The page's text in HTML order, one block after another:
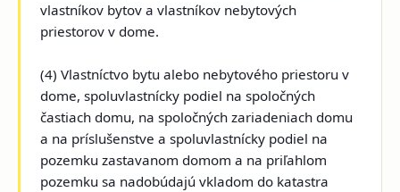
vlastníkov bytov a vlastníkov nebytových
priestorov v dome.
(4) Vlastníctvo bytu alebo nebytového priestoru v
dome, spoluvlastnícky podiel na spoločných
častiach domu, na spoločných zariadeniach domu
a na príslušenstve a spoluvlastnícky podiel na
pozemku zastavanom domom a na priľahlom
pozemku sa nadobúdajú vkladom do katastra